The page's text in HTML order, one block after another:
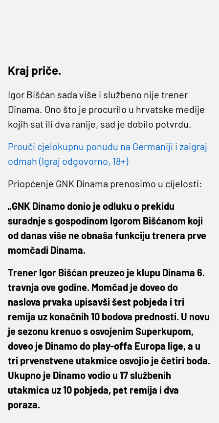
Kraj priče.
Igor Bišćan sada više i službeno nije trener
Dinama. Ono što je procurilo u hrvatske medije
kojih sat ili dva ranije, sad je dobilo potvrdu.
Prouči cjelokupnu ponudu na Germaniji i zaigraj
odmah (Igraj odgovorno, 18+)
Priopćenje GNK Dinama prenosimo u cijelosti:
„GNK Dinamo donio je odluku o prekidu
suradnje s gospodinom Igorom Bišćanom koji
od danas više ne obnaša funkciju trenera prve
momčadi Dinama.
Trener Igor Bišćan preuzeo je klupu Dinama 6.
travnja ove godine. Momčad je doveo do
naslova prvaka upisavši šest pobjeda i tri
remija uz konačnih 10 bodova prednosti. U novu
je sezonu krenuo s osvojenim Superkupom,
doveo je Dinamo do play-offa Europa lige, a u
tri prvenstvene utakmice osvojio je četiri boda.
Ukupno je Dinamo vodio u 17 službenih
utakmica uz 10 pobjeda, pet remija i dva
poraza.